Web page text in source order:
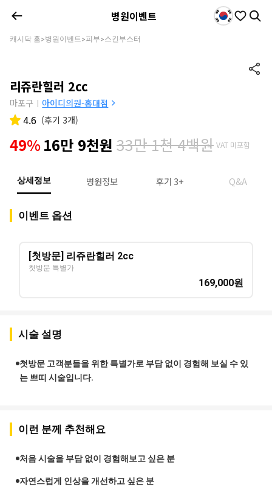
병원이벤트
캐시닥 홈>병원이벤트>피부>스킨부스터
리쥬란힐러 2cc
마포구 | 아이디의원-홍대점
4.6 (후기 3개)
49%16만 9천원 33만 1천 4백원 VAT 미포함
상세정보 병원정보 후기 3+ Q&A
이벤트 옵션
[첫방문] 리쥬란힐러 2cc
첫방문 특별가
169,000원
시술 설명
첫방문 고객분들을 위한 특별가로 부담 없이 경험해 보실 수 있
는 쁘띠 시술입니다.
이런 분께 추천해요
처음 시술을 부담 없이 경험해보고 싶은 분
자연스럽게 인상을 개선하고 싶은 분